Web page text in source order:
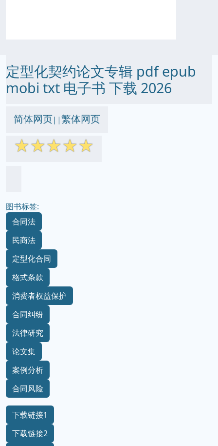
定型化契约论文专辑 pdf epub
mobi txt 电子书 下载 2026
简体网页||繁体网页
☆☆☆☆☆
图书标签:
合同法
民商法
定型化合同
格式条款
消费者权益保护
合同纠纷
法律研究
论文集
案例分析
合同风险
下载链接1
下载链接2